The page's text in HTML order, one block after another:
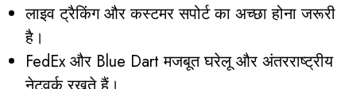
लाइव ट्रैकिंग और कस्टमर सपोर्ट का अच्छा होना जरूरी
है।
FedEx और Blue Dart मजबूत घरेलू और अंतरराष्ट्रीय